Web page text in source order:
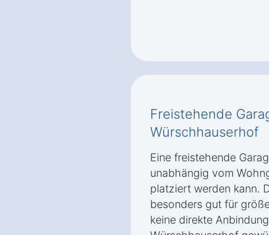
Freistehende
Würschhauserhof
Eine freistehende
unabhängig vom
platziert werden kann.
besonders gut für
keine direkte